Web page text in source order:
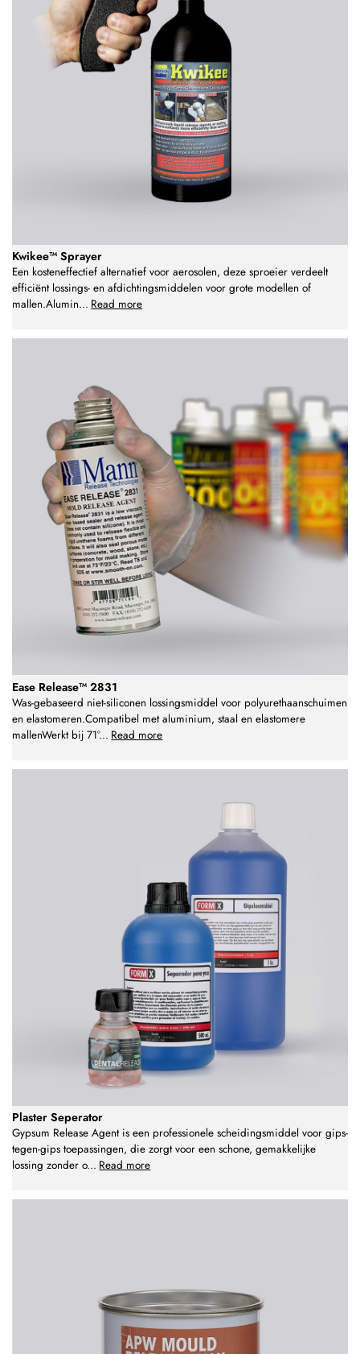
Kwikee™ Sprayer
Een kosteneffectief alternatief voor aerosolen, deze sproeier verdeelt
efficiënt lossings- en afdichtingsmiddelen voor grote modellen of
mallen.Alumin... Read more
Ease Release™ 2831
Was-gebaseerd niet-siliconen lossingsmiddel voor polyurethaanschuimen
en elastomeren.Compatibel met aluminium, staal en elastomere
mallenWerkt bij 71°... Read more
Plaster Seperator
Gypsum Release Agent is een professionele scheidingsmiddel voor gips-
tegen-gips toepassingen, die zorgt voor een schone, gemakkelijke
lossing zonder o... Read more